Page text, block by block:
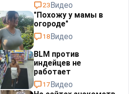
23Видео
"Похожу у мамы в
огороде"
18Видео
BLM против
индейцев не
работает
17Видео